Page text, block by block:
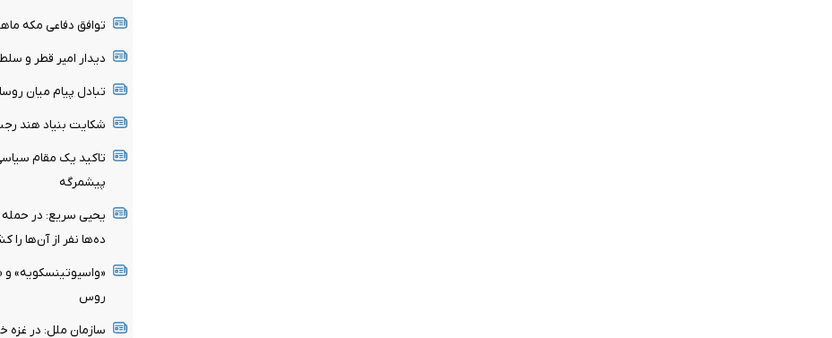
توافق دفاعی مکه
دیدار امیر قطر و
تبادل پیام میان
شکایت بنیاد هند
تاکید یک مقام
پیشمرگه
یحیی سریع: در
ده‌ها نفر از آن‌ها را
«واسیوتینسکویه» و
روس
سازمان ملل: در